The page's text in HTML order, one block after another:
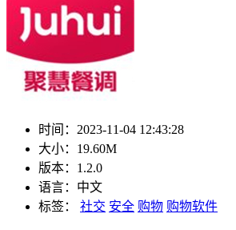
时间： 2023-11-04 12:43:28
大小： 19.60M
版本： 1.2.0
语言： 中文
标签：
社交 安全 购物 购物软件